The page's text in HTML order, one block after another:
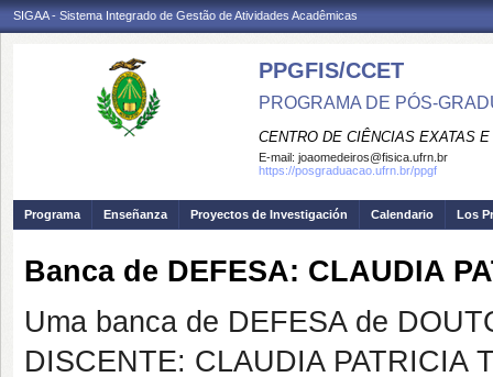
SIGAA - Sistema Integrado de Gestão de Atividades Acadêmicas
PPGFIS/CCET
PROGRAMA DE PÓS-
CENTRO DE CIÊNCIAS EXATAS
E-mail: joaomedeiros@fisica.ufrn.br
https://posgraduacao.ufrn.br/ppgf
Programa Enseñanza Proyectos de Investigación Calendario Los
Banca de DEFESA: CLAUDIA
Uma banca de DEFESA de
DISCENTE: CLAUDIA PATRICIA